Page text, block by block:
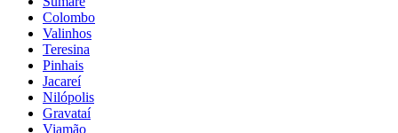
Colombo
Valinhos
Teresina
Pinhais
Jacareí
Nilópolis
Gravataí
Viamão